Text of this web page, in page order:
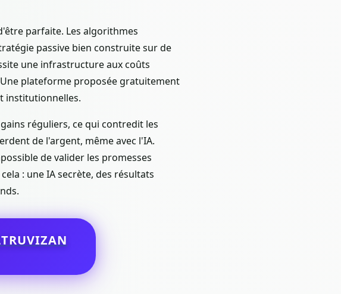
parfaite. Les algorithmes
passive bien construite sur de
une infrastructure aux coûts
plateforme proposée gratuitement
institutionnelles.
réguliers, ce qui contredit les
de l'argent, même avec l'IA.
de valider les promesses
: une IA secrète, des résultats